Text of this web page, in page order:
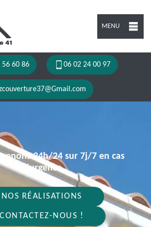
MENU
56 60 86 06 02 24 00 97
24h/24 sur 7j/7 en cas
d'urgence
NOS RÉALISATIONS
CONTACTEZ-NOUS !